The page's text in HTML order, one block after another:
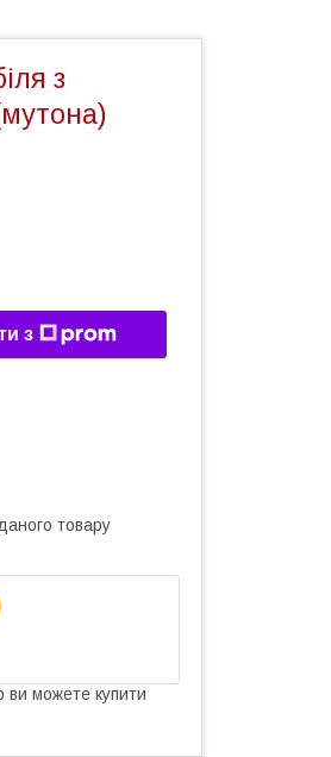
з
з
товару
ви можете купити